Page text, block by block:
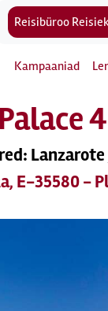
Reisibüroo
Kampaaniad
E-35580 -